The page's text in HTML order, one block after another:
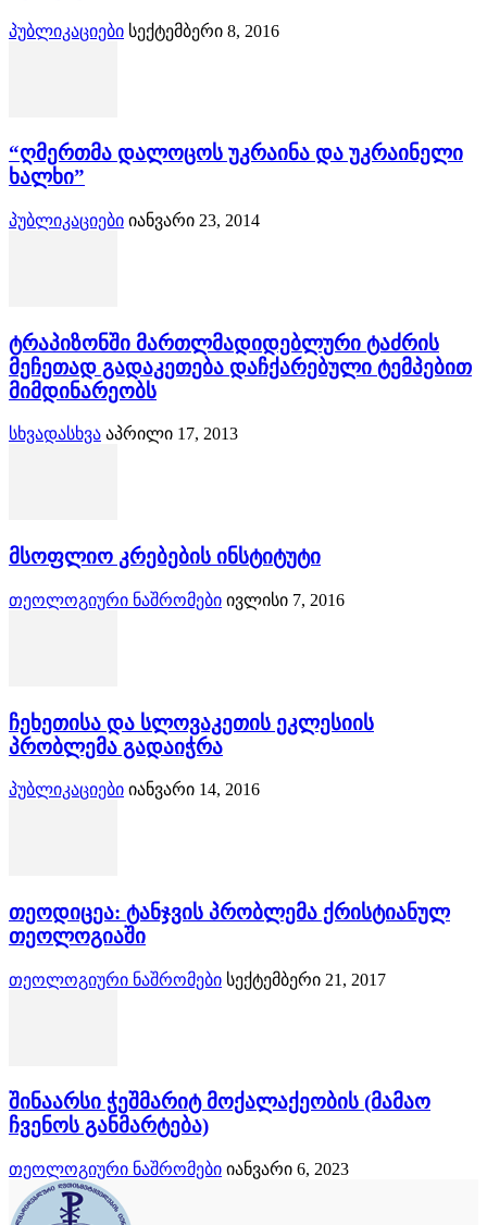
პუბლიკაციები სექტემბერი 8, 2016
“ღმერთმა დალოცოს უკრაინა და უკრაინელი
ხალხი”
პუბლიკაციები იანვარი 23, 2014
ტრაპიზონში მართლმადიდებლური ტაძრის
მეჩეთად გადაკეთება დაჩქარებული ტემპებით
მიმდინარეობს
სხვადასხვა აპრილი 17, 2013
მსოფლიო კრებების ინსტიტუტი
თეოლოგიური ნაშრომები ივლისი 7, 2016
ჩეხეთისა და სლოვაკეთის ეკლესიის
პრობლემა გადაიჭრა
პუბლიკაციები იანვარი 14, 2016
თეოდიცეა: ტანჯვის პრობლემა ქრისტიანულ
თეოლოგიაში
თეოლოგიური ნაშრომები სექტემბერი 21, 2017
შინაარსი ჭეშმარიტ მოქალაქეობის (მამაო
ჩვენოს განმარტება)
თეოლოგიური ნაშრომები იანვარი 6, 2023